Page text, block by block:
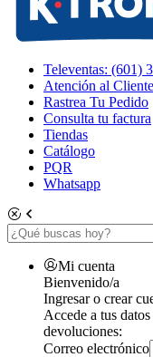
Televentas: (601)
Atención al
Rastrea Tu Pedido
Consulta tu factura
Tiendas
Catálogo
PQR
Whatsapp
Mi cuenta
Bienvenido/a
Ingresar o crear
Accede a tus
devoluciones:
Correo electrónico